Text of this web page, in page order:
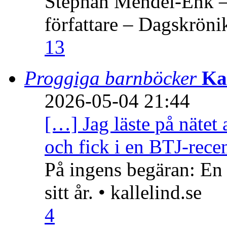
författare –
13
Proggiga barnböcker
2026-05-04 21:44
[…] Jag läste på nätet
och fick i en BTJ-
På ingens begäran:
sitt år. • kallelind.se
4